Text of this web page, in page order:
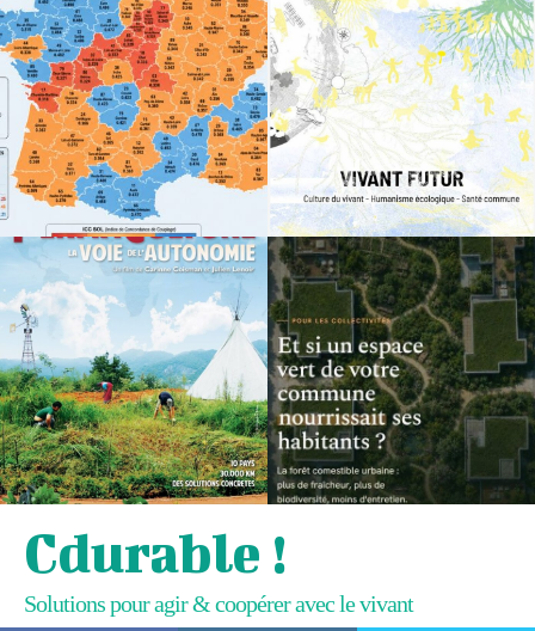
Cdurable !
Solutions pour agir & coopérer avec le vivant